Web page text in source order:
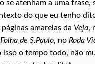
se atenham a uma frase,
do que eu tenho
amarelas da Veja,
Folha de S.Paulo, no Roda
isso o tempo todo, não